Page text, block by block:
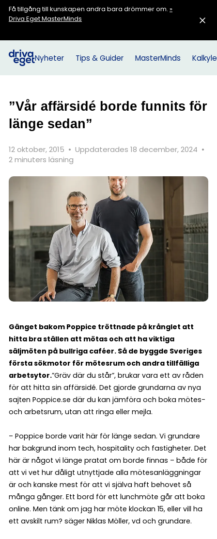
Få tillgång till kunskapen andra bara drömmer om. »
Driva Eget MasterMinds
Nyheter Tips & Guider MasterMinds
”Vår affärsidé borde funnits för
länge sedan”
12 oktober, 2015 • Uppdaterades 18 december, 2024 •
2 minuters läsning
Gänget bakom Poppice tröttnade på krånglet att
hitta bra ställen att mötas och att ha viktiga
säljmöten på bullriga caféer. Så de byggde Sveriges
första sökmotor för mötesrum och andra tillfälliga
arbetsytor.”Gräv där du står”, brukar vara ett av råden
för att hitta sin affärsidé. Det gjorde grundarna av nya
sajten Poppice.se där du kan jämföra och boka mötes-
och arbetsrum, utan att ringa eller mejla.
– Poppice borde varit här för länge sedan. Vi grundare
har bakgrund inom tech, hospitality och fastigheter. Det
här är något vi länge pratat om borde finnas – både för
att vi vet hur dåligt utnyttjade alla mötesanläggningar
är och kanske mest för att vi själva haft behovet så
många gånger. Ett bord för ett lunchmöte går att boka
online. Men tänk om jag har möte klockan 15, eller vill ha
ett avskilt rum? säger Niklas Möller, vd och grundare.